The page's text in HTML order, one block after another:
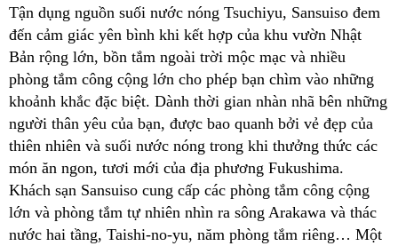
Tận dụng nguồn suối nước nóng Tsuchiyu, Sansuiso đem
đến cảm giác yên bình khi kết hợp của khu vườn Nhật
Bản rộng lớn, bồn tắm ngoài trời mộc mạc và nhiều
phòng tắm công cộng lớn cho phép bạn chìm vào những
khoảnh khắc đặc biệt. Dành thời gian nhàn nhã bên những
người thân yêu của bạn, được bao quanh bởi vẻ đẹp của
thiên nhiên và suối nước nóng trong khi thưởng thức các
món ăn ngon, tươi mới của địa phương Fukushima.
Khách sạn Sansuiso cung cấp các phòng tắm công cộng
lớn và phòng tắm tự nhiên nhìn ra sông Arakawa và thác
nước hai tầng, Taishi-no-yu, năm phòng tắm riêng… Một